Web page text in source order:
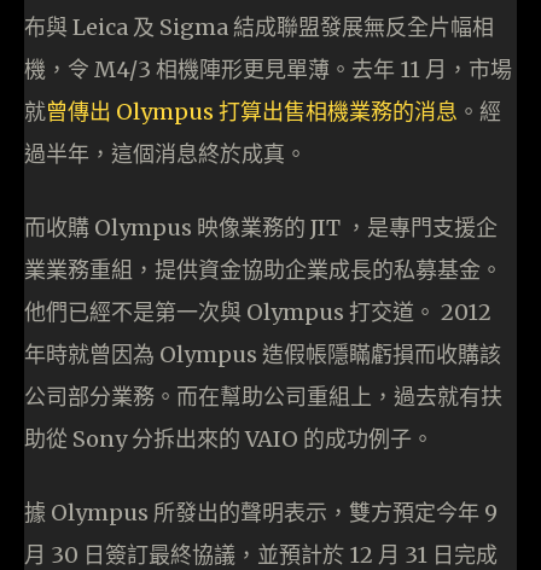
布與 Leica 及 Sigma 結成聯盟發展無反全片幅相
機，令 M4/3 相機陣形更見單薄。去年 11 月，市場
就曾傳出 Olympus 打算出售相機業務的消息 。經
過半年，這個消息終於成真。
而收購 Olympus 映像業務的 JIT ，是專門支援企
業業務重組，提供資金協助企業成長的私募基金。
他們已經不是第一次與 Olympus 打交道。 2012
年時就曾因為 Olympus 造假帳隱瞞虧損而收購該
公司部分業務。而在幫助公司重組上，過去就有扶
助從 Sony 分拆出來的 VAIO 的成功例子。
據 Olympus 所發出的聲明表示，雙方預定今年 9
月 30 日簽訂最終協議，並預計於 12 月 31 日完成